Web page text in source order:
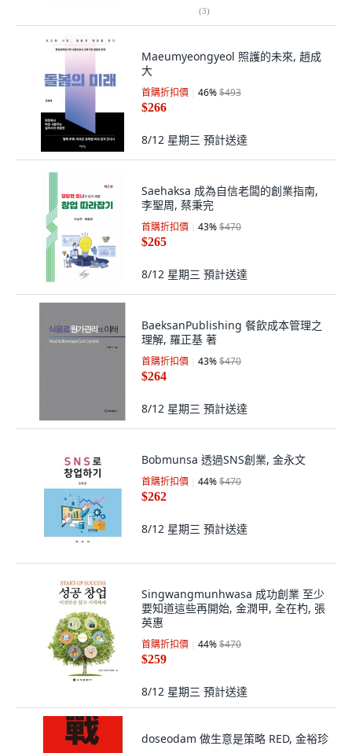
(3)
Maeumyeongyeol 照護的未來, 趙成
大
首購折扣價 46%$493
$266
8/12 星期三 預計送達
Saehaksa 成為自信老闆的創業指南,
李聖周, 蔡秉完
首購折扣價 43%$470
$265
8/12 星期三 預計送達
BaeksanPublishing 餐飲成本管理之
理解, 羅正基 著
首購折扣價 43%$470
$264
8/12 星期三 預計送達
Bobmunsa 透過SNS創業, 金永文
首購折扣價 44%$470
$262
8/12 星期三 預計送達
Singwangmunhwasa 成功創業 至少
要知道這些再開始, 金潤甲, 全在杓, 張
英惠
首購折扣價 44%$470
$259
8/12 星期三 預計送達
doseodam 做生意是策略 RED, 金裕珍